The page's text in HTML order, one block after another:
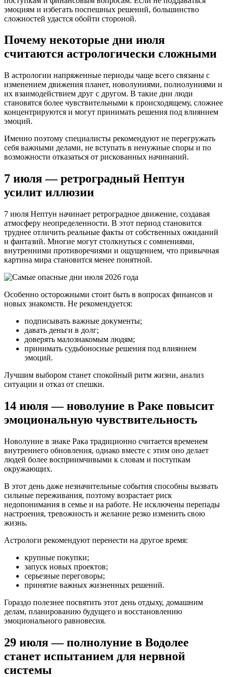
эмоциям и избегать поспешных решений, большинство
сложностей удастся обойти стороной.
Почему некоторые дни июля
считаются астрологически сложными
В астрологии напряженные периоды чаще всего связаны с
изменением движения планет, новолуниями, полнолуниями и
их взаимодействием друг с другом. В такие дни люди
становятся более чувствительными к происходящему, сложнее
концентрируются и могут принимать решения под влиянием
эмоций.
Именно поэтому специалисты рекомендуют не перегружать
себя важными делами, не вступать в ненужные споры и по
возможности отказаться от рискованных начинаний.
7 июля — ретроградный Нептун
усилит иллюзии
7 июля Нептун начинает ретроградное движение, создавая
атмосферу неопределенности. В этот период становится
труднее отличить реальные факты от собственных ожиданий
и фантазий. Многие могут столкнуться с сомнениями,
внутренними противоречиями и ощущением, что привычная
картина мира становится менее понятной.
Особенно осторожными стоит быть в вопросах финансов и
новых знакомств. Не рекомендуется:
подписывать важные документы;
давать деньги в долг;
доверять малознакомым людям;
принимать судьбоносные решения под влиянием
эмоций.
Лучшим выбором станет спокойный ритм жизни, анализ
ситуации и отказ от спешки.
14 июля — новолуние в Раке повысит
эмоциональную чувствительность
Новолуние в знаке Рака традиционно считается временем
внутреннего обновления, однако вместе с этим оно делает
людей более восприимчивыми к словам и поступкам
окружающих.
В этот день даже незначительные события способны вызвать
сильные переживания, поэтому возрастает риск
недопонимания в семье и на работе. Не исключены перепады
настроения, тревожность и желание резко изменить свою
жизнь.
Астрологи рекомендуют перенести на другое время:
крупные покупки;
запуск новых проектов;
серьезные переговоры;
принятие важных жизненных решений.
Гораздо полезнее посвятить этот день отдыху, домашним
делам, планированию будущего и восстановлению
эмоционального равновесия.
29 июля — полнолуние в Водолее
станет испытанием для нервной
системы